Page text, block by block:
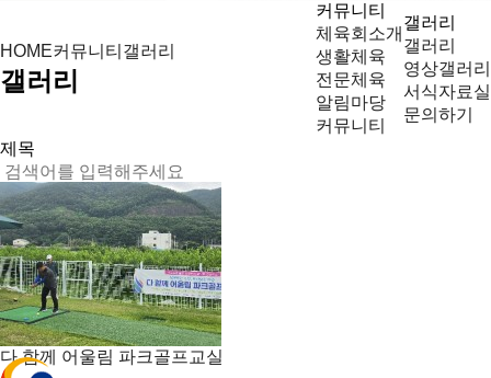
HOME커뮤니티 갤러리
갤러리
커뮤니티
체육회소개
생활체육
전문체육
알림마당
커뮤니티
갤러리
갤러리
영상갤러리
서식자료실
문의하기
다 함께 어울림 파크골프교실